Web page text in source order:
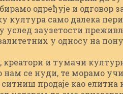
одређује и одговор
култура само далека
услед заузетости
у односу на
креатори и тумачи
нам се нуди, те морамо
ситниш продаје као